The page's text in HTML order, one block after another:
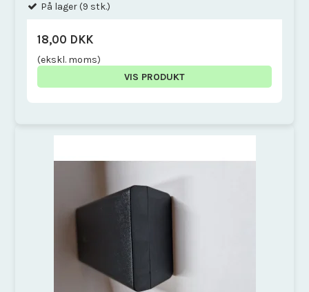
På lager (9 stk.)
18,00 DKK
(ekskl. moms)
VIS PRODUKT